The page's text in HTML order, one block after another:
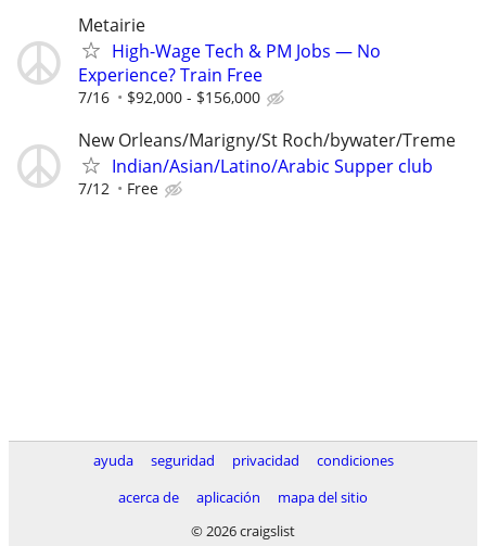
Metairie
High-Wage Tech & PM Jobs — No
Experience? Train Free
7/16 $92,000 - $156,000
New Orleans/Marigny/St Roch/bywater/Treme
Indian/Asian/Latino/Arabic Supper club
7/12 Free
ayuda seguridad privacidad
condiciones
acerca de
aplicación
mapa del sitio
© 2026 craigslist